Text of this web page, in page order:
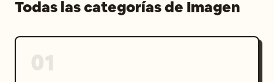
Todas las categorías de Imagen